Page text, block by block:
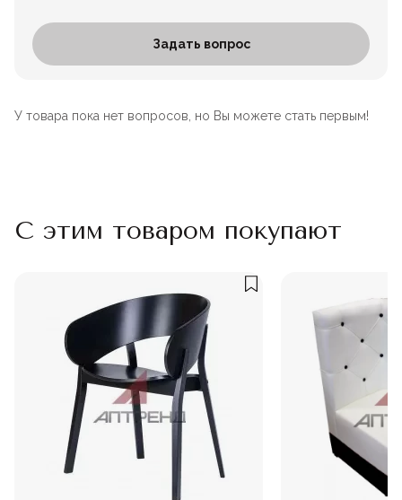
Задать вопрос
У товара пока нет вопросов, но Вы можете стать первым!
С этим товаром покупают